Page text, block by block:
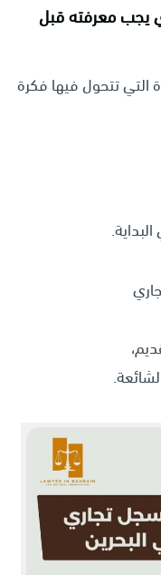
يجب معرفته قبل
التي تتحول فيها فكرة